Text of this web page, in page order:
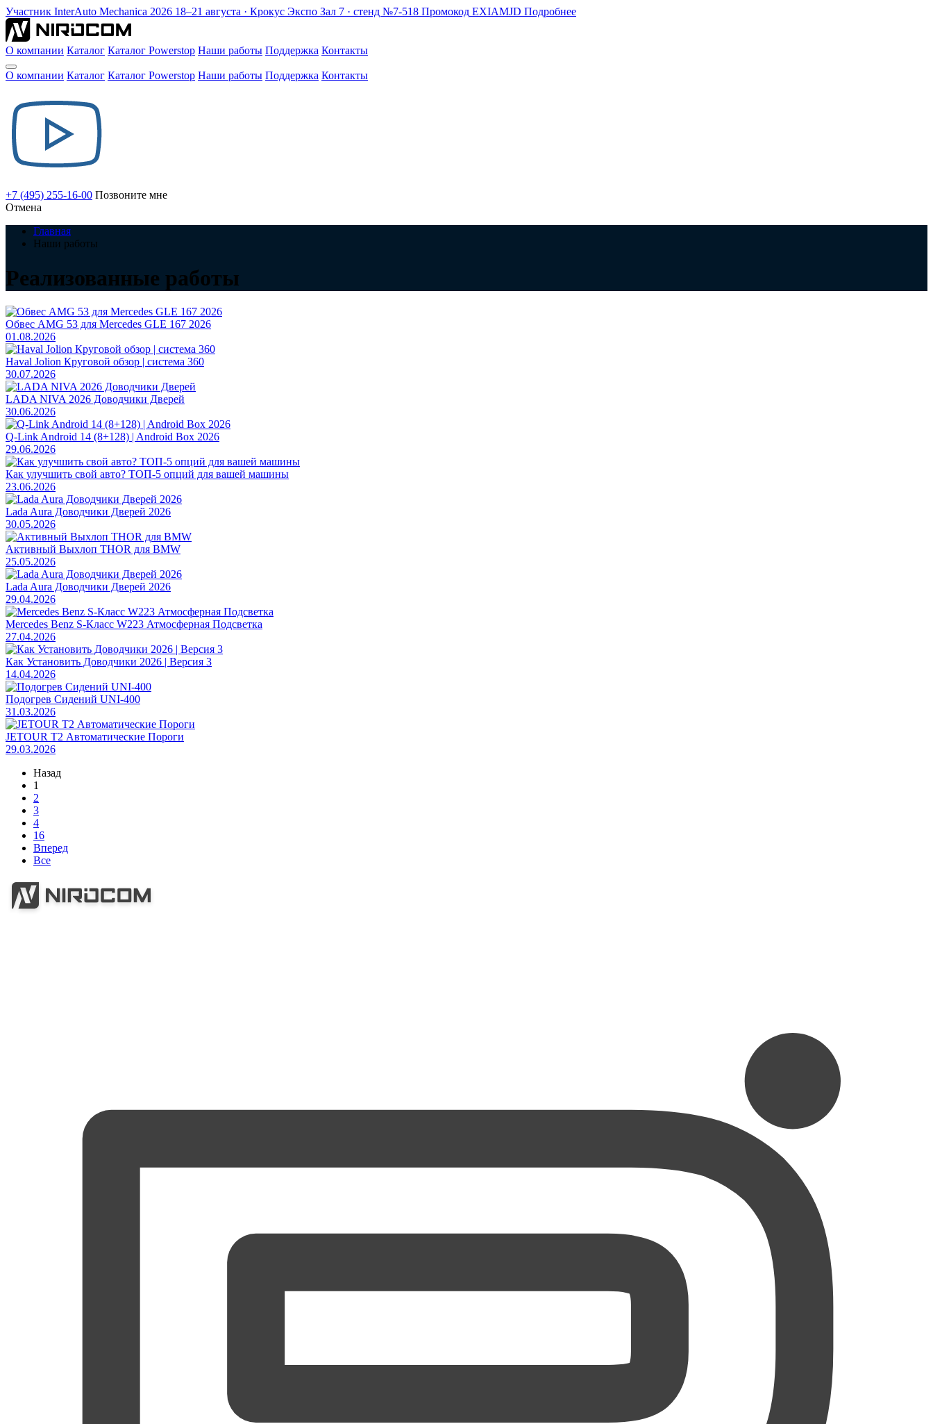
Участник InterAuto Mechanica 2026 18–21 августа · Крокус Экспо Зал 7 · стенд №7-518 Промокод EXIAMJD Подробнее
О компании Каталог Каталог Powerstop Наши работы Поддержка Контакты
О компании Каталог Каталог Powerstop Наши работы Поддержка Контакты
+7 (495) 255-16-00 Позвоните мне
Отмена
Главная
Наши работы
Реализованные работы
Обвес AMG 53 для Mercedes GLE 167 2026
01.08.2026
Haval Jolion Круговой обзор | система 360
30.07.2026
LADA NIVA 2026 Доводчики Дверей
30.06.2026
Q-Link Android 14 (8+128) | Android Box 2026
29.06.2026
Как улучшить свой авто? ТОП-5 опций для вашей машины
23.06.2026
Lada Aura Доводчики Дверей 2026
30.05.2026
Активный Выхлоп THOR для BMW
25.05.2026
Lada Aura Доводчики Дверей 2026
29.04.2026
Mercedes Benz S-Класс W223 Атмосферная Подсветка
27.04.2026
Как Установить Доводчики 2026 | Версия 3
14.04.2026
Подогрев Сидений UNI-400
31.03.2026
JETOUR T2 Автоматические Пороги
29.03.2026
Назад
1
2
3
4
16
Вперед
Все